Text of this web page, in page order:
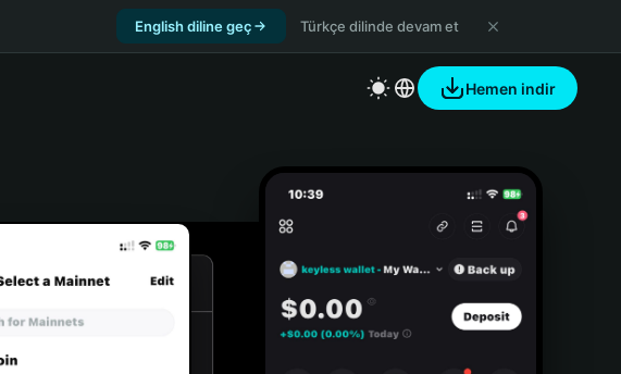
English diline geç Türkçe dilinde devam et
Hemen indir